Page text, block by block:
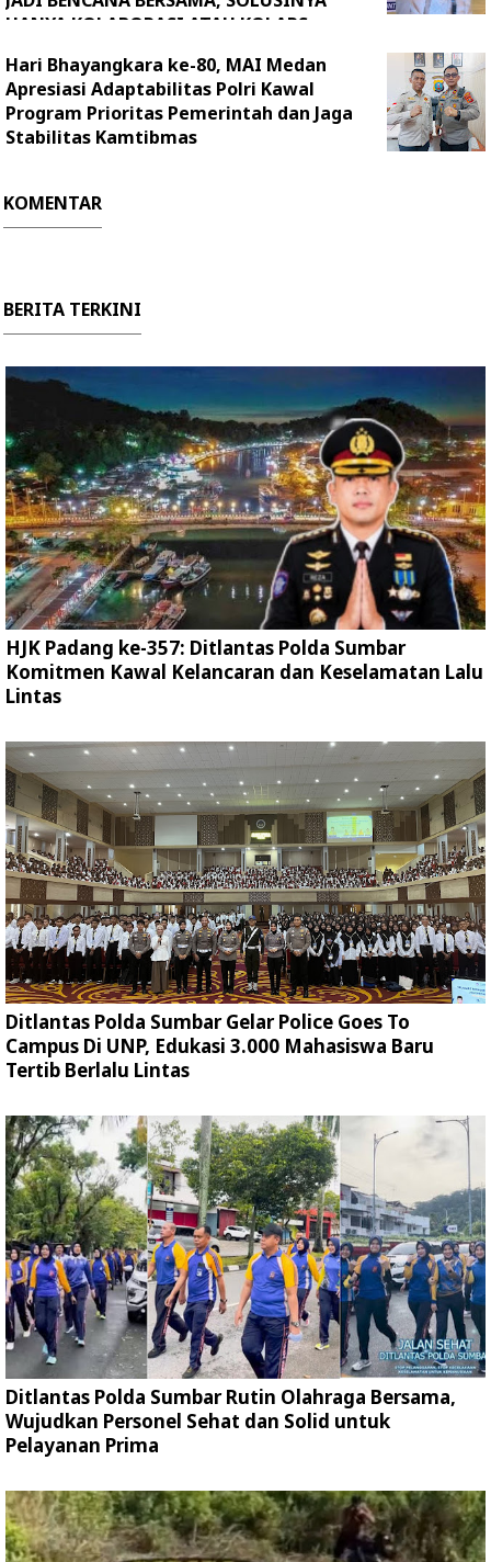
HANYA KOLABORASI ATAU KOLAPS
Hari Bhayangkara ke-80, MAI Medan
Apresiasi Adaptabilitas Polri Kawal
Program Prioritas Pemerintah dan Jaga
Stabilitas Kamtibmas
KOMENTAR
BERITA TERKINI
HJK Padang ke-357: Ditlantas Polda Sumbar
Komitmen Kawal Kelancaran dan Keselamatan Lalu
Lintas
Ditlantas Polda Sumbar Gelar Police Goes To
Campus Di UNP, Edukasi 3.000 Mahasiswa Baru
Tertib Berlalu Lintas
Ditlantas Polda Sumbar Rutin Olahraga Bersama,
Wujudkan Personel Sehat dan Solid untuk
Pelayanan Prima